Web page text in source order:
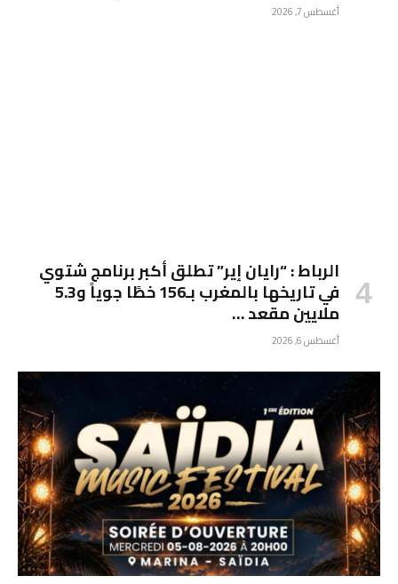
أغسطس 7, 2026
الرباط : “رايان إير” تطلق أكبر برنامج شتوي
في تاريخها بالمغرب بـ156 خطًا جوياً و5.3
ملايين مقعد …
أغسطس 6, 2026